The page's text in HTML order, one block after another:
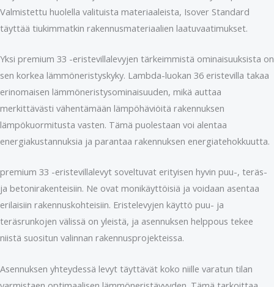
Valmistettu huolella valituista materiaaleista, Isover Standard
täyttää tiukimmatkin rakennusmateriaalien laatuvaatimukset.
Yksi premium 33 -eristevillalevyjen tärkeimmistä ominaisuuksista on
sen korkea lämmöneristyskyky. Lambda-luokan 36 eristevilla takaa
erinomaisen lämmöneristysominaisuuden, mikä auttaa
merkittävästi vähentämään lämpöhäviöitä rakennuksen
lämpökuormitusta vasten. Tämä puolestaan voi alentaa
energiakustannuksia ja parantaa rakennuksen energiatehokkuutta.
premium 33 -eristevillalevyt soveltuvat erityisen hyvin puu-, teräs-
ja betonirakenteisiin. Ne ovat monikäyttöisiä ja voidaan asentaa
erilaisiin rakennuskohteisiin. Eristelevyjen käyttö puu- ja
teräsrunkojen välissä on yleistä, ja asennuksen helppous tekee
niistä suositun valinnan rakennusprojekteissa.
Asennuksen yhteydessä levyt täyttävät koko niille varatun tilan